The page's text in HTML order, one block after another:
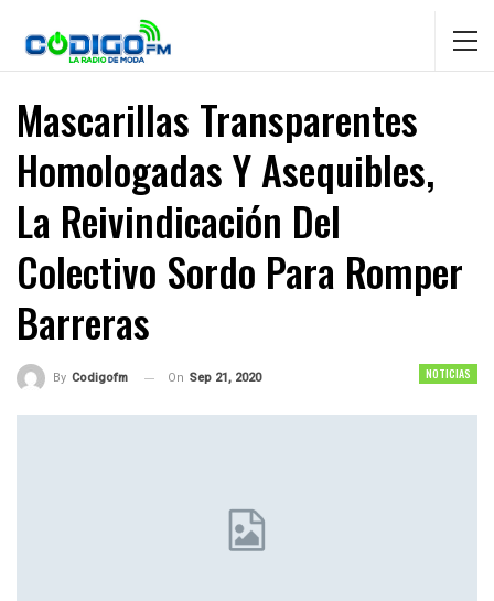
Mascarillas Transparentes
Homologadas Y Asequibles,
La Reivindicación Del
Colectivo Sordo Para Romper
Barreras
NOTICIAS
By Codigofm On Sep 21, 2020